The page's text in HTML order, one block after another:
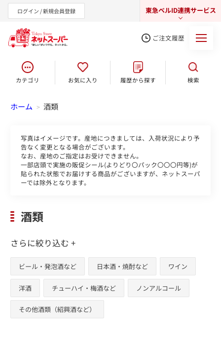
ログイン / 新規会員登録 東急ベルID連携サービス
東急オンラインショップ
ご注文履歴
カテゴリ お気に入り 履歴から探す 検索
ホーム > 酒類
写真はイメージです。産地につきましては、入荷状況により予
告なく変更となる場合がございます。
なお、産地のご指定はお受けできません。
一部店頭で実施の販促シール(よりどり〇パック〇〇〇円等)が
貼られた状態でお届けする商品がございますが、ネットスーパ
ーでは除外となります。
酒類
さらに絞り込む +
ビール・発泡酒など 日本酒・焼酎など ワイン
洋酒 チューハイ・梅酒など ノンアルコール
その他酒類（紹興酒など）